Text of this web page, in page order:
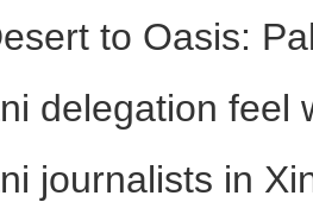
《明月照他乡·山与
to Oasis:
delegation feel
journalists in